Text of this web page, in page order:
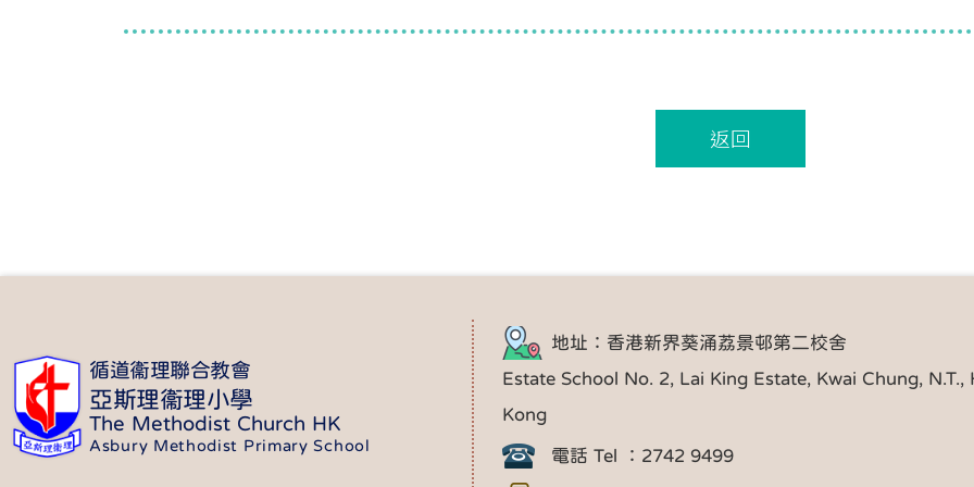
返回
循道衞理聯合教會
亞斯理衞理小學
The Methodist Church HK
Asbury Methodist Primary School
地址：香港新界葵涌荔景邨第二校舍
Estate School No. 2, Lai King Estate, Kwai Chung, N.T.,
Kong
電話 Tel ：2742 9499